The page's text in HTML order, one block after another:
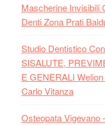
Mascherine Invisibili
Denti Zona Prati
Studio Dentistico
SISALUTE,
E GENERALI
Carlo Vitanza
Osteopata Vigevano